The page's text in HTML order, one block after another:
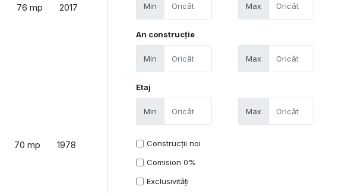
76 mp 2017
70 mp 1978
Min Max
An construcție
Min Max
Etaj
Min Max
Construcții noi
Comision 0%
Exclusivități